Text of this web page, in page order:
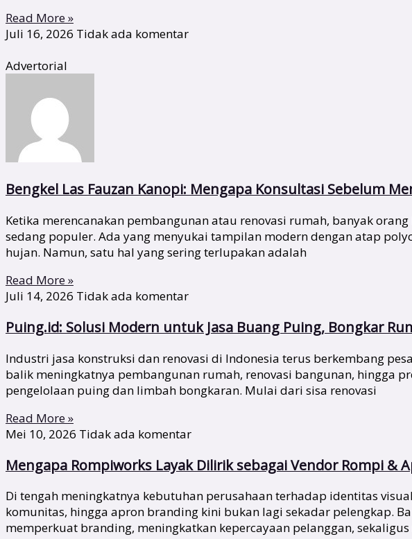
Read More »
Juli 16, 2026 Tidak ada komentar
Advertorial
Bengkel Las Fauzan Kanopi: Mengapa Konsultasi Sebelum
Ketika merencanakan pembangunan atau renovasi rumah, banyak
sedang populer. Ada yang menyukai tampilan modern dengan atap
hujan. Namun, satu hal yang sering terlupakan adalah
Read More »
Juli 14, 2026 Tidak ada komentar
Puing.id: Solusi Modern untuk Jasa Buang Puing, Bongkar
Industri jasa konstruksi dan renovasi di Indonesia terus berkembang
balik meningkatnya pembangunan rumah, renovasi bangunan, hingga
pengelolaan puing dan limbah bongkaran. Mulai dari sisa renovasi
Read More »
Mei 10, 2026 Tidak ada komentar
Mengapa Rompiworks Layak Dilirik sebagai Vendor Rompi
Di tengah meningkatnya kebutuhan perusahaan terhadap identitas
komunitas, hingga apron branding kini bukan lagi sekadar pelengkap.
memperkuat branding, meningkatkan kepercayaan pelanggan,